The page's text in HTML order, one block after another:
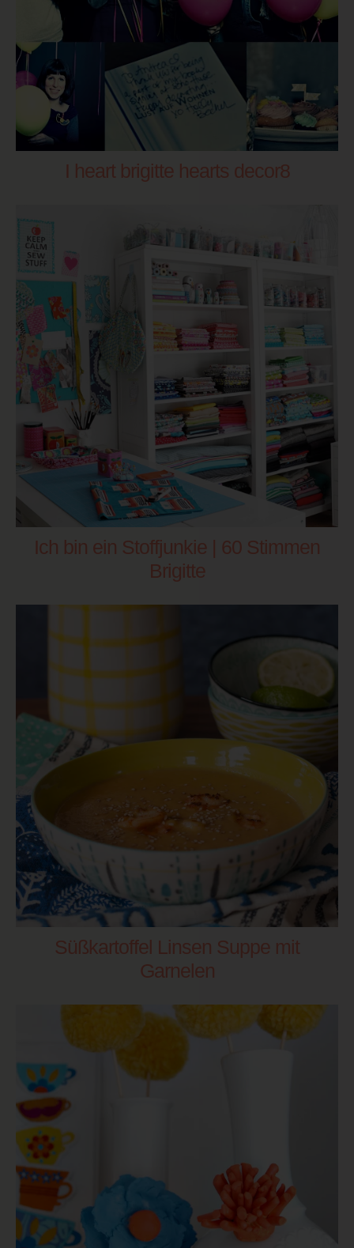
I heart brigitte hearts decor8
Ich bin ein Stoffjunkie | 60 Stimmen
Brigitte
Süßkartoffel Linsen Suppe mit
Garnelen